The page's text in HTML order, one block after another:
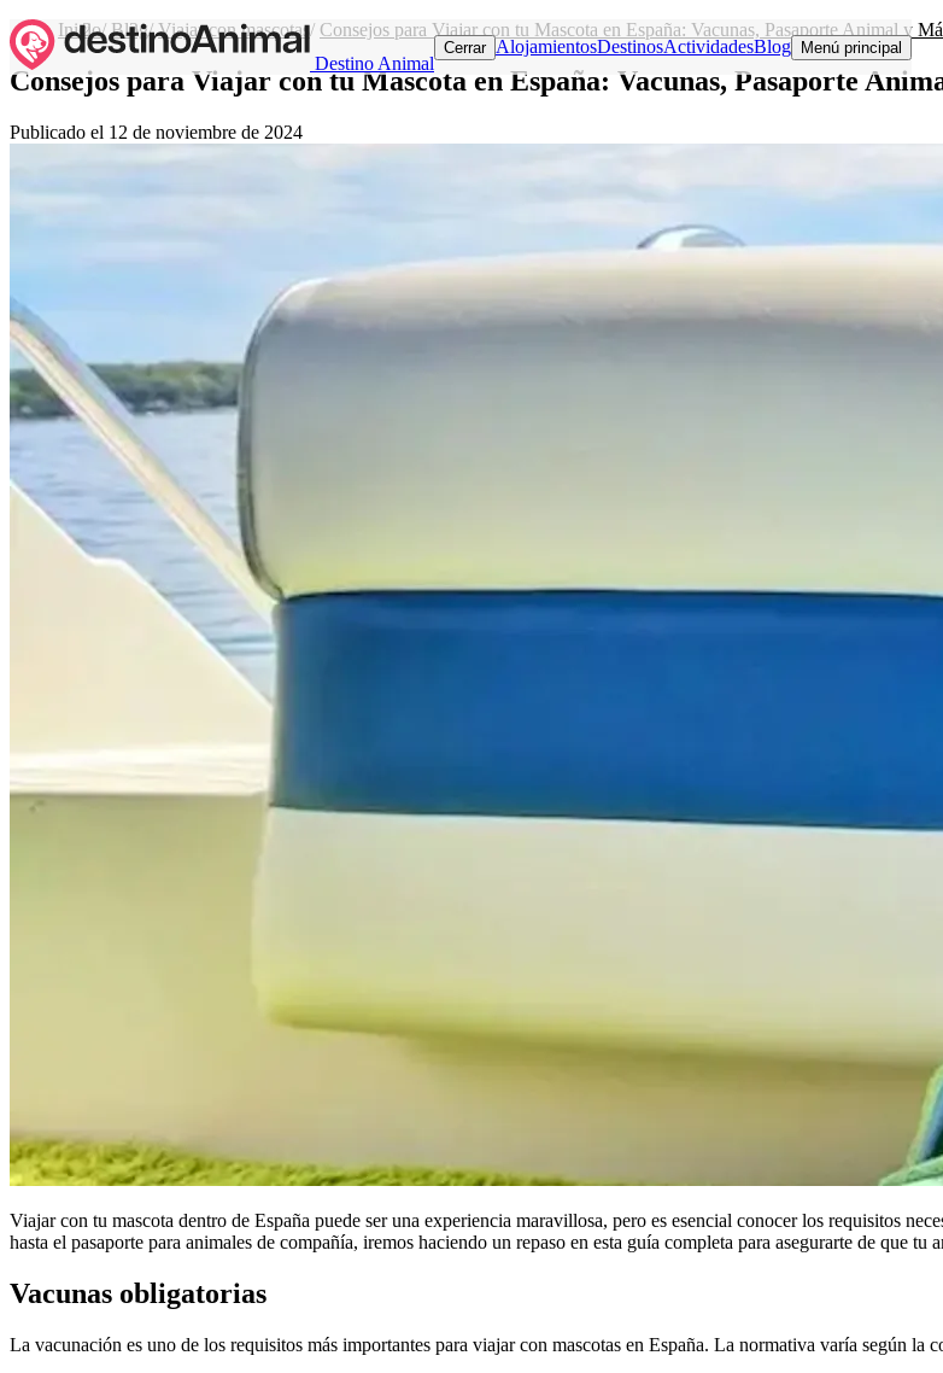
Destino Animal
Cerrar AlojamientosDestinosActividadesBlog Menú principal
Inicio/ Blog/ Viajar con mascotas/ Consejos para Viajar con tu Mascota en España: Vacunas, Pasaporte Animal y
Consejos para Viajar con tu Mascota en España: Vacunas, Pasaporte
Publicado el 12 de noviembre de 2024
Viajar con tu mascota dentro de España puede ser una experiencia maravillosa, pero es esencial conocer los requisitos
hasta el pasaporte para animales de compañía, iremos haciendo un repaso en esta guía completa para asegurarte de que tu
Vacunas obligatorias
La vacunación es uno de los requisitos más importantes para viajar con mascotas en España. La normativa varía según la